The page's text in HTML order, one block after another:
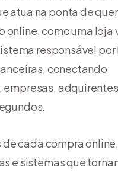
atua na ponta de
online, como uma loja
responsável
conectando
empresas,
cada compra
e sistemas que